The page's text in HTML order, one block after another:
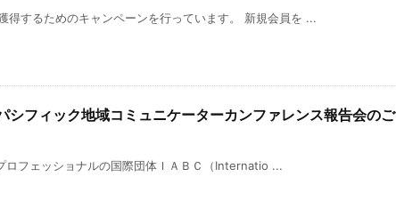
得するためのキャンペーンを行っています。 新規会員を ...
シフィック地域コミュニケーターカンファレンス報告会のご
ロフェッショナルの国際団体ＩＡＢＣ（Internatio ...